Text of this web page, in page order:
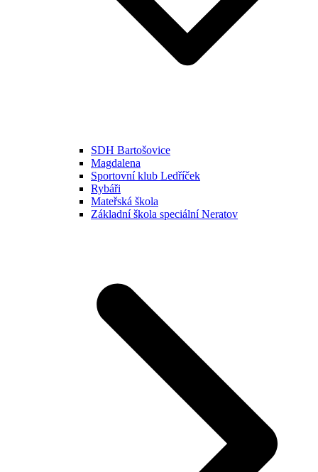
SDH Bartošovice
Magdalena
Sportovní klub Ledříček
Rybáři
Mateřská škola
Základní škola speciální Neratov